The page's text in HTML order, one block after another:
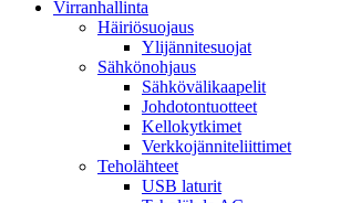
Virranhallinta
Häiriösuojaus
Ylijännitesuojat
Sähkönohjaus
Sähkövälikaapelit
Johdotontuotteet
Kellokytkimet
Verkkojänniteliittimet
Teholähteet
USB laturit